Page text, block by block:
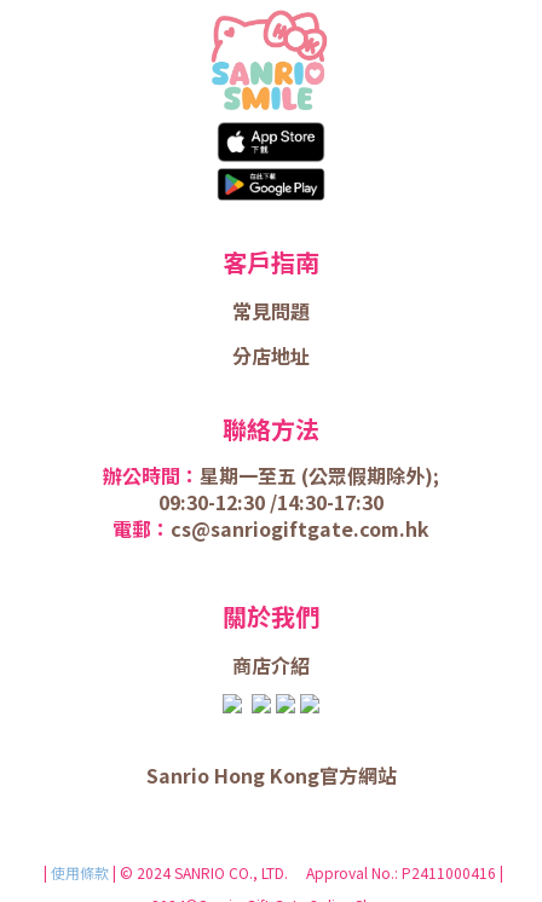
客戶指南
常見問題
分店地址
聯絡方法
辦公時間： 星期一至五 (公眾假期除外);
09:30-12:30 /14:30-17:30
電郵： cs@sanriogiftgate.com.hk
關於我們
商店介紹
Sanrio Hong Kong官方網站
| 使用條款| © 2024 SANRIO CO., LTD. Approval No.: P2411000416 |